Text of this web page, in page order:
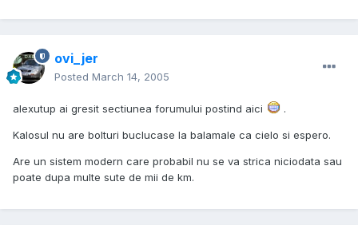
ovi_jer
Posted March 14, 2005
alexutup ai gresit sectiunea forumului postind aici .
Kalosul nu are bolturi buclucase la balamale ca cielo si espero.
Are un sistem modern care probabil nu se va strica niciodata sau
poate dupa multe sute de mii de km.